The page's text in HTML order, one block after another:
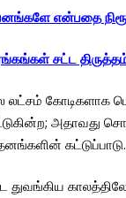
என்பதை
சட்ட
லட்சம் கோடிகளாக
கட்டுப்பாடு.